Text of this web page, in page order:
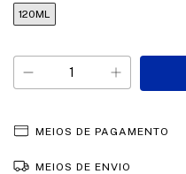
120ML
MEIOS DE PAGAMENTO
MEIOS DE ENVIO